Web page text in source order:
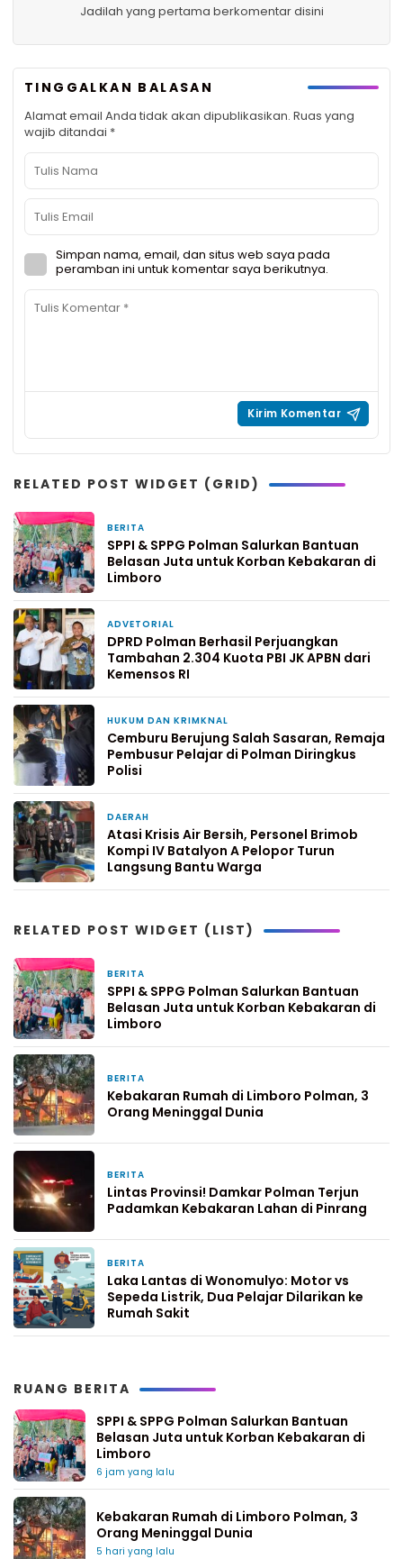
Jadilah yang pertama berkomentar disini
TINGGALKAN BALASAN
Alamat email Anda tidak akan dipublikasikan. Ruas yang
wajib ditandai *
Simpan nama, email, dan situs web saya pada
peramban ini untuk komentar saya berikutnya.
RELATED POST WIDGET (GRID)
BERITA
SPPI & SPPG Polman Salurkan Bantuan
Belasan Juta untuk Korban Kebakaran di
Limboro
ADVETORIAL
DPRD Polman Berhasil Perjuangkan
Tambahan 2.304 Kuota PBI JK APBN dari
Kemensos RI
HUKUM DAN KRIMKNAL
Cemburu Berujung Salah Sasaran, Remaja
Pembusur Pelajar di Polman Diringkus
Polisi
DAERAH
Atasi Krisis Air Bersih, Personel Brimob
Kompi IV Batalyon A Pelopor Turun
Langsung Bantu Warga
RELATED POST WIDGET (LIST)
BERITA
SPPI & SPPG Polman Salurkan Bantuan
Belasan Juta untuk Korban Kebakaran di
Limboro
BERITA
Kebakaran Rumah di Limboro Polman, 3
Orang Meninggal Dunia
BERITA
Lintas Provinsi! Damkar Polman Terjun
Padamkan Kebakaran Lahan di Pinrang
BERITA
Laka Lantas di Wonomulyo: Motor vs
Sepeda Listrik, Dua Pelajar Dilarikan ke
Rumah Sakit
RUANG BERITA
SPPI & SPPG Polman Salurkan Bantuan
Belasan Juta untuk Korban Kebakaran di
Limboro
6 jam yang lalu
Kebakaran Rumah di Limboro Polman, 3
Orang Meninggal Dunia
5 hari yang lalu